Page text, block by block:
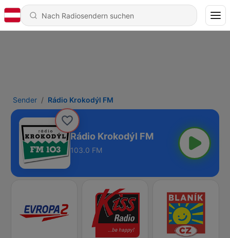
Sender Rádio Krokodýl FM
Rádio Krokodýl FM
103.0 FM